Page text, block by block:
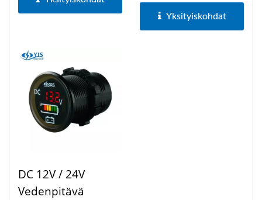
Yksityiskohdat
DC 12V / 24V
Vedenpitävä